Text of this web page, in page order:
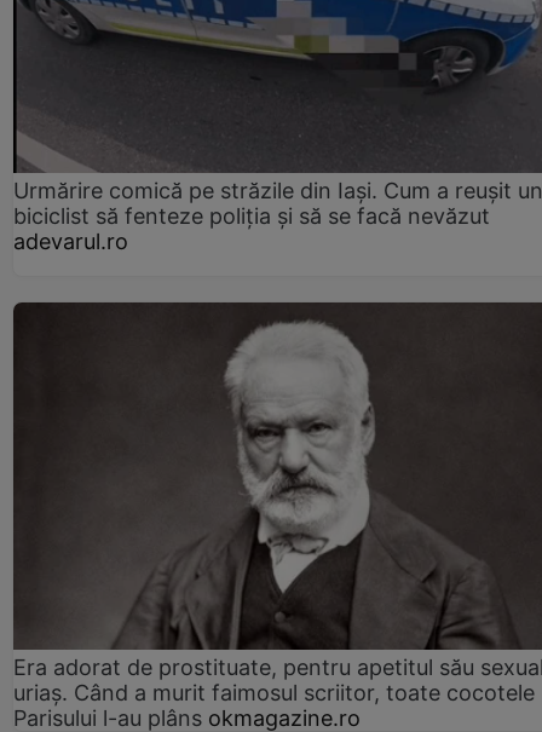
Urmărire comică pe străzile din Iași. Cum a reușit un
biciclist să fenteze poliția și să se facă nevăzut
adevarul.ro
Era adorat de prostituate, pentru apetitul său
uriaș. Când a murit faimosul scriitor, toate cocotele
Parisului l-au plâns okmagazine.ro